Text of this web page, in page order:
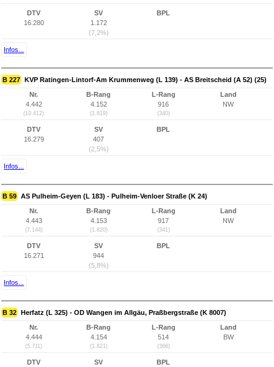
DTV
16.280
SV
1.172
(7,2%)
BPL
Infos...
B 227 KVP Ratingen-Lintorf-Am Krummenweg (L 139) - AS Breitscheid (A 52) (25)
Nr.
4.442
(10.412)
B-Rang
4.152
(1.819)
L-Rang
916
(340)
Land
NW
DTV
16.279
SV
407
(2,5%)
BPL
Infos...
B 59 AS Pulheim-Geyen (L 183) - Pulheim-Venloer Straße (K 24)
Nr.
4.443
(7.144)
B-Rang
4.153
(1.820)
L-Rang
917
(341)
Land
NW
DTV
16.271
SV
944
(5,8%)
BPL
Infos...
B 32 Herfatz (L 325) - OD Wangen im Allgäu, Praßbergstraße (K 8007)
Nr.
4.444
(5.711)
B-Rang
4.154
(1.821)
L-Rang
514
(366)
Land
BW
DTV
SV
BPL